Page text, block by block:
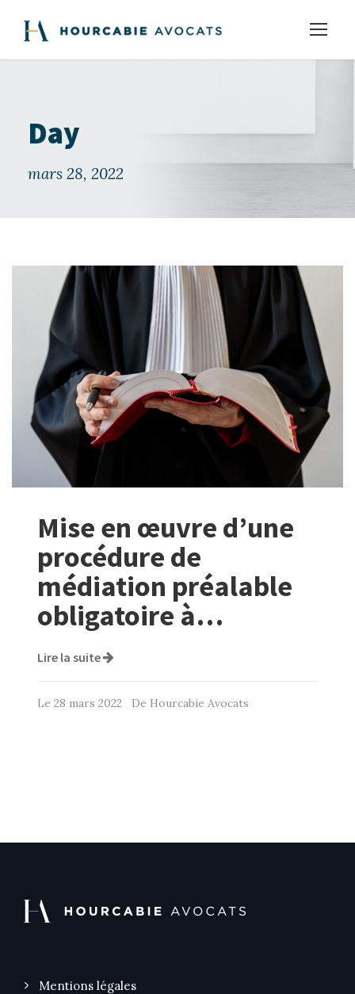
Day
mars 28, 2022
Mise en œuvre d’une
procédure de
médiation préalable
obligatoire à…
Lire la suite
Le 28 mars 2022 De Hourcabie Avocats
Mentions légales